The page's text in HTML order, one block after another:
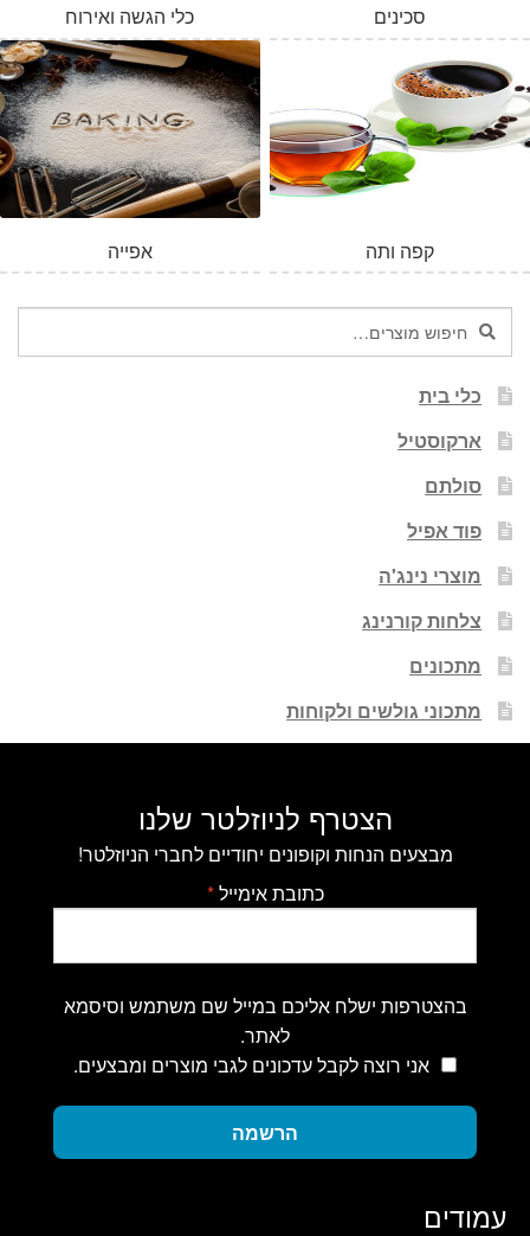
כלי הגשה ואירוח סכינים
אפייה קפה ותה
חיפוש
עבור:
חיפוש
כלי בית
ארקוסטיל
סולתם
פוד אפיל
מוצרי נינג'ה
צלחות קורנינג
מתכונים
מתכוני גולשים ולקוחות
הצטרף לניוזלטר שלנו
מבצעים הנחות וקופונים יחודיים לחברי הניוזלטר!
כתובת אימייל*
בהצטרפות ישלח אליכם במייל שם משתמש וסיסמא
לאתר.
אני רוצה לקבל עדכונים לגבי מוצרים ומבצעים.
הרשמה
עמודים